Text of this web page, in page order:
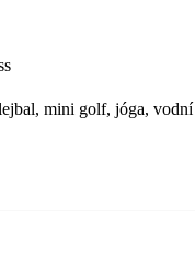
mini golf, jóga, vodní